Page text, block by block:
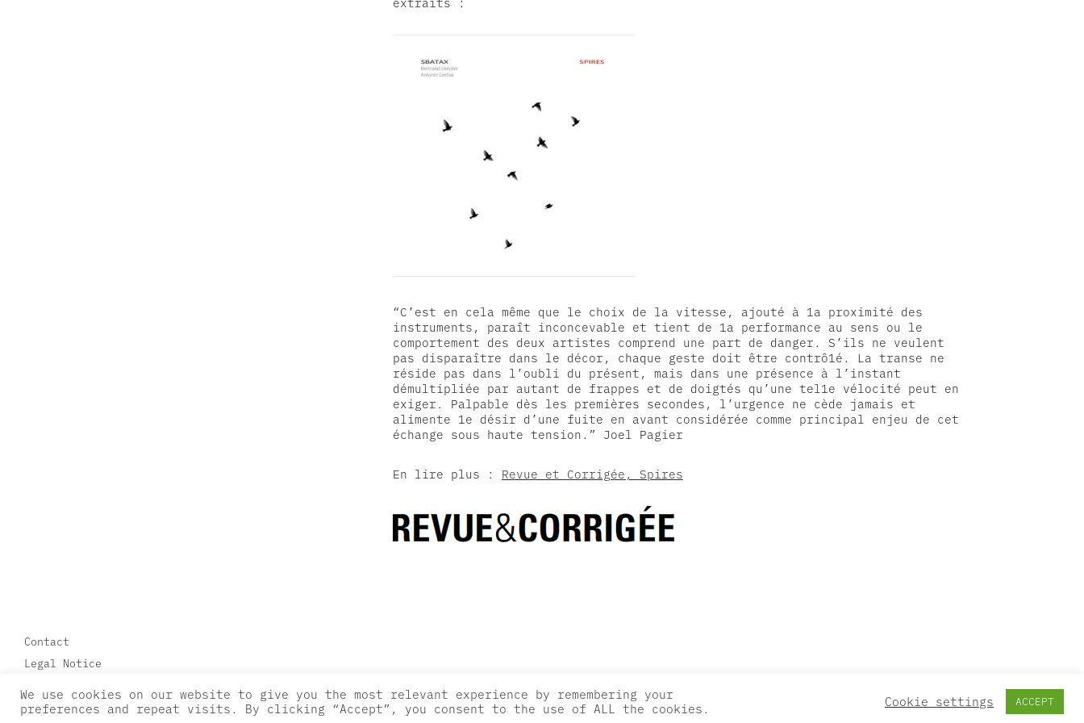
“C’est en cela même que le choix de la vitesse, ajouté à 1a proximité des
instruments, paraît inconcevable et tient de 1a performance au sens ou le
comportement des deux artistes comprend une part de danger. S’ils ne veulent
pas disparaître dans le décor, chaque geste doit être contrô1é. La transe ne
réside pas dans l’oubli du présent, mais dans une présence à l’instant
démultipliée par autant de frappes et de doigtés qu’une tel1e vélocité peut en
exiger. Palpable dès les premières secondes, l’urgence ne cède jamais et
alimente 1e désir d’une fuite en avant considérée comme principal enjeu de cet
échange sous haute tension.” Joel Pagier
En lire plus : Revue et Corrigée, Spires
Contact
Legal Notice
RGPD
We use cookies on our website to give you the most relevant experience by remembering your
preferences and repeat visits. By clicking “Accept”, you consent to the use of ALL the cookies.
Cookie settings ACCEPT